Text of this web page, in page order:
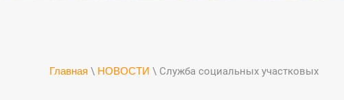
Главная \ НОВОСТИ \ Служба социальных участковых